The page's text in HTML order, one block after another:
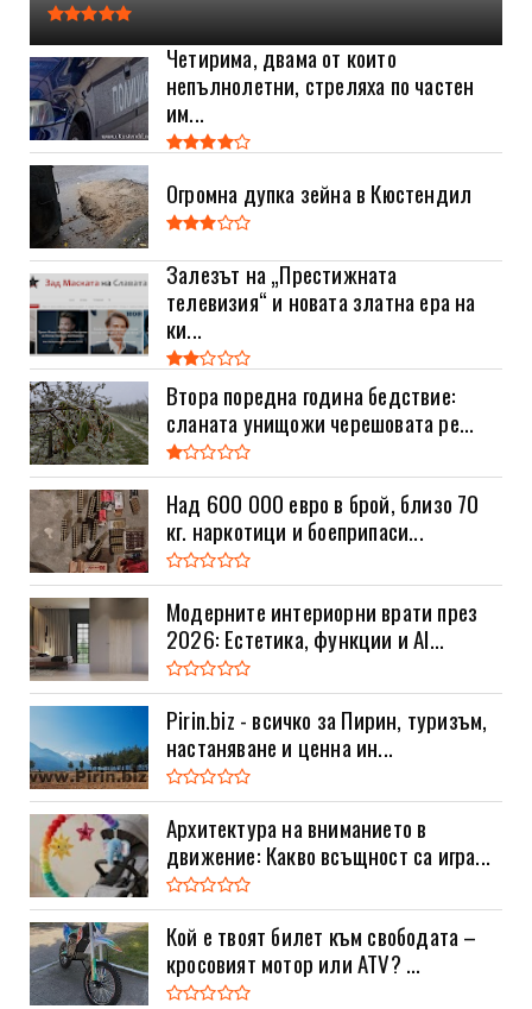
Четирима, двама от които
непълнолетни, стреляха по частен
им...
Огромна дупка зейна в Кюстендил
Залезът на „Престижната
телевизия“ и новата златна ера на
ки...
Втора поредна година бедствие:
сланата унищожи черешовата ре...
Над 600 000 евро в брой, близо 70
кг. наркотици и боеприпаси...
Модерните интериорни врати през
2026: Естетика, функции и AI...
Pirin.biz - всичко за Пирин, туризъм,
настаняване и ценна ин...
Архитектура на вниманието в
движение: Какво всъщност са игра...
Кой е твоят билет към свободата –
кросовият мотор или ATV? ...